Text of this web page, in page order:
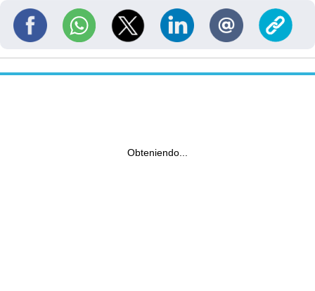
Obteniendo...